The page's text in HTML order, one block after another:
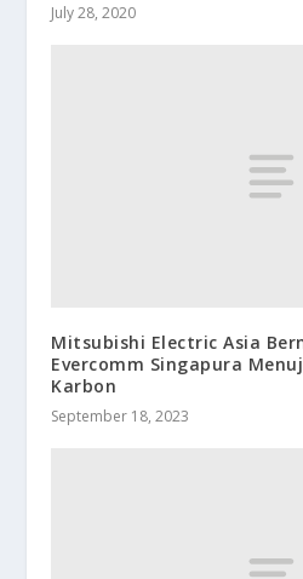
July 28, 2020
Mitsubishi Electric Asia
Evercomm Singapura
Karbon
September 18, 2023